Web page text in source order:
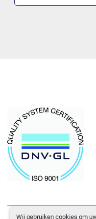
Wij gebruiken cookies om